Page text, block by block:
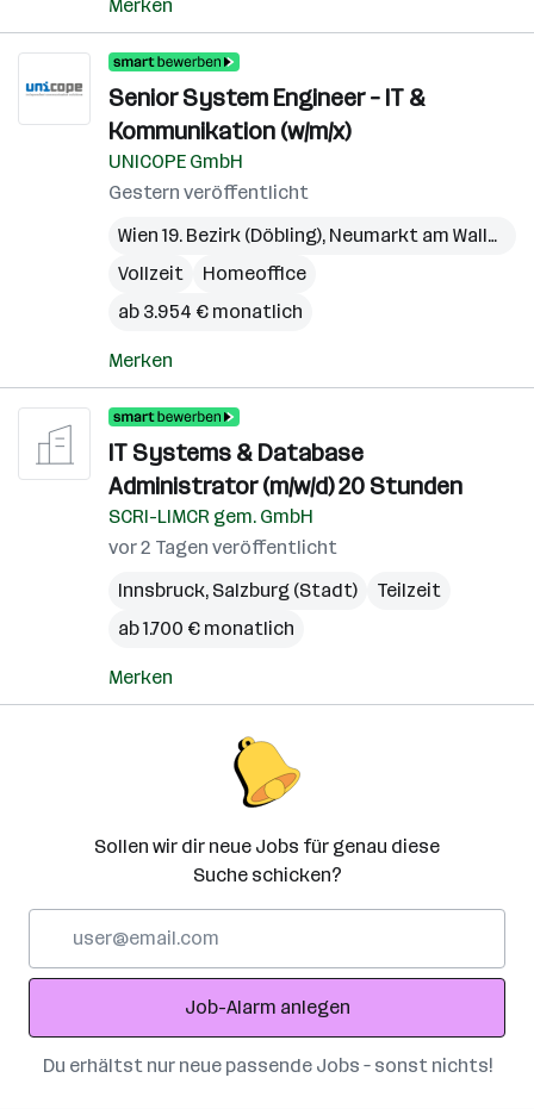
Merken
Senior System Engineer – IT &
Kommunikation (w/m/x)
UNICOPE GmbH
Gestern veröffentlicht
Wien 19. Bezirk (Döbling), Neumarkt am Wallersee
Vollzeit
Homeoffice
ab 3.954 € monatlich
Merken
IT Systems & Database
Administrator (m/w/d) 20 Stunden
SCRI-LIMCR gem. GmbH
vor 2 Tagen veröffentlicht
Innsbruck, Salzburg (Stadt)
Teilzeit
ab 1.700 € monatlich
Merken
Sollen wir dir neue Jobs für genau diese
Suche schicken?
Adresse
Job-Alarm anlegen
Du erhältst nur neue passende Jobs – sonst nichts!